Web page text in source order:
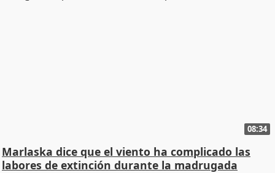
08:34
Marlaska dice que el viento ha complicado las
labores de extinción durante la madrugada